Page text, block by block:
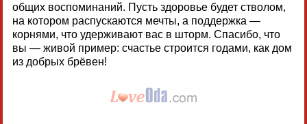
общих воспоминаний. Пусть здоровье будет стволом,
на котором распускаются мечты, а поддержка —
корнями, что удерживают вас в шторм. Спасибо, что
вы — живой пример: счастье строится годами, как дом
из добрых брёвен!